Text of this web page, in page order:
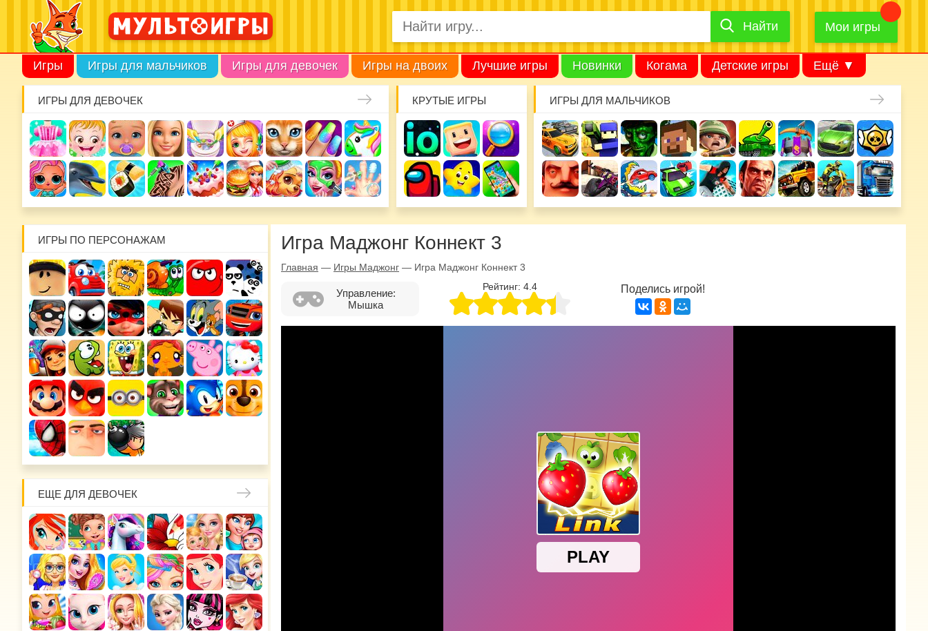
Найти
Найти Мои игры
Игры Игры для мальчиков Игры для девочек Игры на двоих Лучшие игры Новинки Когама Детские игры Ещё ▼
ИГРЫ ДЛЯ ДЕВОЧЕК КРУТЫЕ ИГРЫ ИГРЫ ДЛЯ МАЛЬЧИКОВ
ИГРЫ ПО ПЕРСОНАЖАМ
ЕЩЕ ДЛЯ ДЕВОЧЕК
Игра Маджонг Коннект 3
Главная — Игры Маджонг — Игра Маджонг Коннект 3
Управление:
Мышка
Рейтинг: 4.4 Поделись игрой!